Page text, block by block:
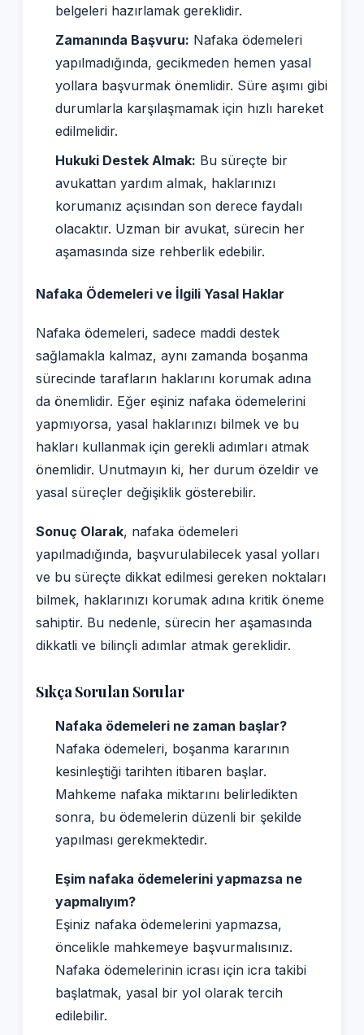
belgeleri hazırlamak gereklidir.
Zamanında Başvuru: Nafaka ödemeleri
yapılmadığında, gecikmeden hemen yasal
yollara başvurmak önemlidir. Süre aşımı gibi
durumlarla karşılaşmamak için hızlı hareket
edilmelidir.
Hukuki Destek Almak: Bu süreçte bir
avukattan yardım almak, haklarınızı
korumanız açısından son derece faydalı
olacaktır. Uzman bir avukat, sürecin her
aşamasında size rehberlik edebilir.
Nafaka Ödemeleri ve İlgili Yasal Haklar
Nafaka ödemeleri, sadece maddi destek
sağlamakla kalmaz, aynı zamanda boşanma
sürecinde tarafların haklarını korumak adına
da önemlidir. Eğer eşiniz nafaka ödemelerini
yapmıyorsa, yasal haklarınızı bilmek ve bu
hakları kullanmak için gerekli adımları atmak
önemlidir. Unutmayın ki, her durum özeldir ve
yasal süreçler değişiklik gösterebilir.
Sonuç Olarak, nafaka ödemeleri
yapılmadığında, başvurulabilecek yasal yolları
ve bu süreçte dikkat edilmesi gereken noktaları
bilmek, haklarınızı korumak adına kritik öneme
sahiptir. Bu nedenle, sürecin her aşamasında
dikkatli ve bilinçli adımlar atmak gereklidir.
Sıkça Sorulan Sorular
Nafaka ödemeleri ne zaman başlar?
Nafaka ödemeleri, boşanma kararının
kesinleştiği tarihten itibaren başlar.
Mahkeme nafaka miktarını belirledikten
sonra, bu ödemelerin düzenli bir şekilde
yapılması gerekmektedir.
Eşim nafaka ödemelerini yapmazsa ne
yapmalıyım?
Eşiniz nafaka ödemelerini yapmazsa,
öncelikle mahkemeye başvurmalısınız.
Nafaka ödemelerinin icrası için icra takibi
başlatmak, yasal bir yol olarak tercih
edilebilir.